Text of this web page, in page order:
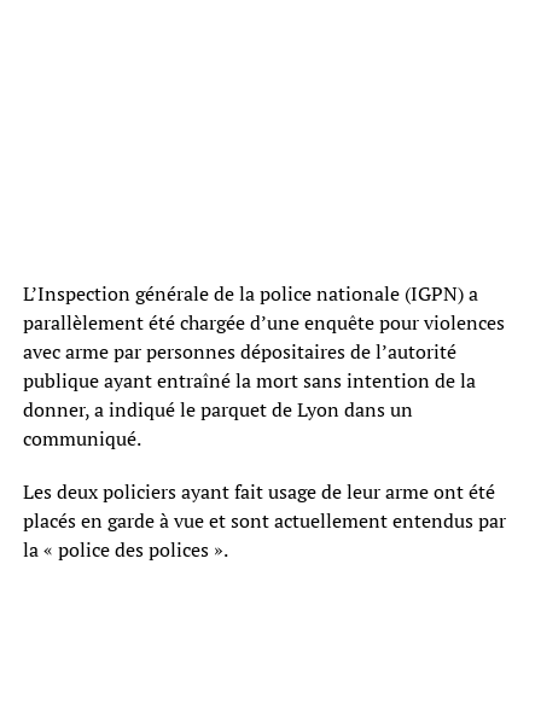
L’Inspection générale de la police nationale (IGPN) a
parallèlement été chargée d’une enquête pour violences
avec arme par personnes dépositaires de l’autorité
publique ayant entraîné la mort sans intention de la
donner, a indiqué le parquet de Lyon dans un
communiqué.
Les deux policiers ayant fait usage de leur arme ont été
placés en garde à vue et sont actuellement entendus par
la « police des polices ».